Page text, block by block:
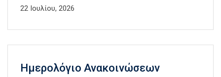
22 Ιουλίου, 2026
Ημερολόγιο Ανακοινώσεων